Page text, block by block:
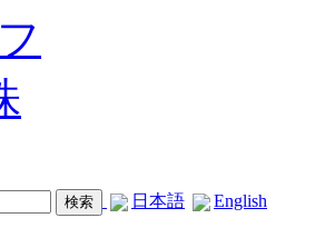
日本語 English